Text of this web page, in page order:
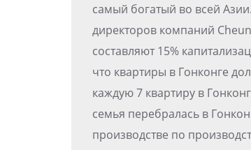
самый богатый во всей
директоров компаний
составляют 15%
что квартиры в Гонконге
каждую 7 квартиру в
семья перебралась в
производстве по